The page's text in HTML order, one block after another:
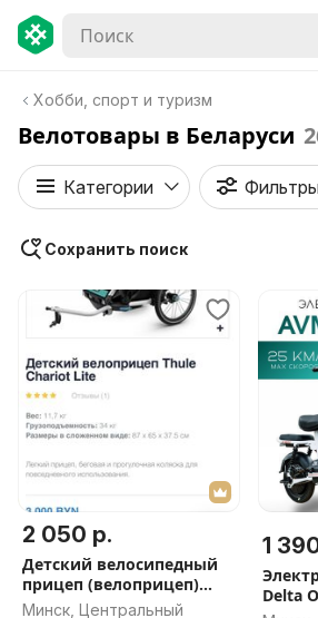
Хобби, спорт и туризм
Велотовары в Беларуси
Категории
Сохранить поиск
2 050 р.
Детский велосипедный
прицеп (велоприцеп)
THULE
Минск, Центральный
1
Delta